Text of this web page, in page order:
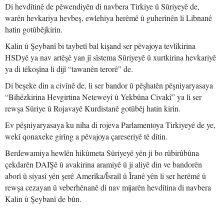
Di hevdîtinê de pêwendiyên di navbera Tirkiye û Sûriyeyê de,
warên hevkariya hevbeş, ewlehiya herêmê û guherînên li Libnanê
hatin gotûbêjkirin.
Kalin û Şeybanî bi taybetî bal kişand ser pêvajoya tevlîkirina
HSDyê ya nav artêşê yan jî sîstema Sûriyeyê û xurtkirina hevkariyê
ya di têkoşîna li dijî “tawanên terorê” de.
Di beşeke din a civînê de, li ser bandor û pêşhatên pêşniyaryasaya
“Bihêzkirina Hevgirtina Neteweyî û Yekbûna Civakî” ya li ser
rewşa Sûriye û Rojavayê Kurdistanê gotûbêj hatin kirin.
Ev pêşniyaryasaya ku niha di rojeva Parlamentoya Tirkiyeyê de ye,
wekî qonaxeke girîng a pêvajoya çareseriyê tê dîtin.
Berdewamiya hewlên hikûmeta Sûriyeyê yên ji bo rûbirûbûna
çekdarên DAIŞê û avakirina aramiyê û ji aliyê din ve bandorên
aborî û siyasî yên şerê Amerîka/Îsraîl û Îranê yên li ser herêmê û
rewşa cezayan û veberhênanê di nav mijarên hevdîtina di navbera
Kalin û Şeybanî de bûn.